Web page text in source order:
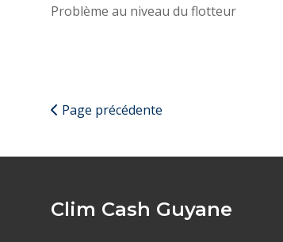
Problème au niveau du flotteur
Page précédente
Clim Cash Guyane